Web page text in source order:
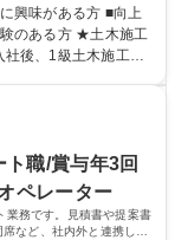
貢献
■【業務】土木工事に
、工事測量、施工図
や最新技術を導
度◎
がある方 ■向上
★土木施工
後、1級土木施工管
舗、だけどベンチャ
】初めは補助から
士 第一種運転免許普
ト職/賞与年3回
ペレーター
業務です。見積書や提案書
など、社内外と連携しな